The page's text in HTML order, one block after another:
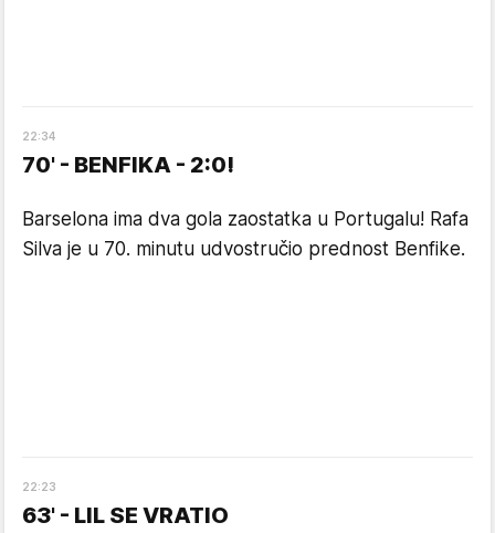
22:34
70' - BENFIKA - 2:0!
Barselona ima dva gola zaostatka u Portugalu! Rafa
Silva je u 70. minutu udvostručio prednost Benfike.
22:23
63' - LIL SE VRATIO